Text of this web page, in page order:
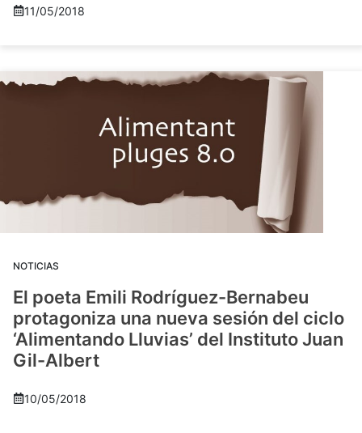
11/05/2018
NOTICIAS
El poeta Emili Rodríguez-Bernabeu
protagoniza una nueva sesión del ciclo
‘Alimentando Lluvias’ del Instituto Juan
Gil-Albert
10/05/2018